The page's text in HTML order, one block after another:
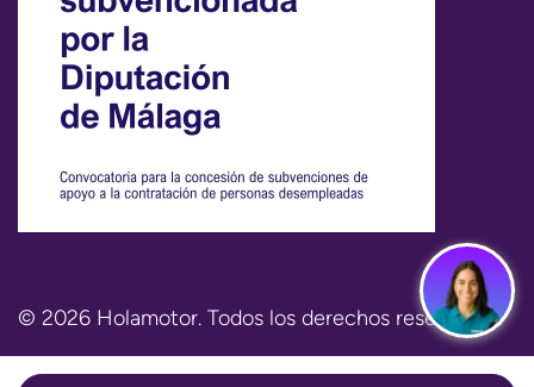
© 2026 Holamotor. Todos los derechos reservados.